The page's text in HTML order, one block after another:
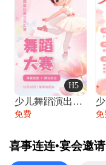
H5
少儿舞蹈演出舞蹈比赛跳舞大赛文艺汇演活动
免费 免
喜事连连•宴会邀请